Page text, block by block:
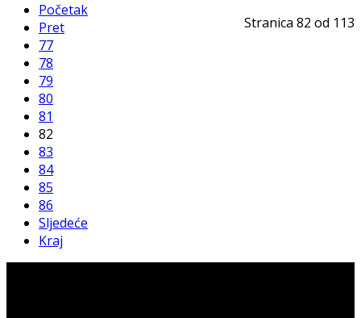
Stranica 82 od 113
Početak
Pret
77
78
79
80
81
82
83
84
85
86
Sljedeće
Kraj